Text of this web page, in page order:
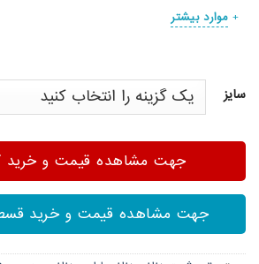
موارد بیشتر
سایز
جهت مشاهده قیمت و خرید
جهت مشاهده قیمت و خرید